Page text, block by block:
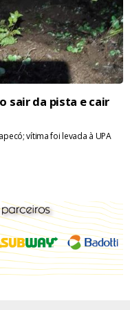
sair da pista e cair
vítima foi levada à UPA